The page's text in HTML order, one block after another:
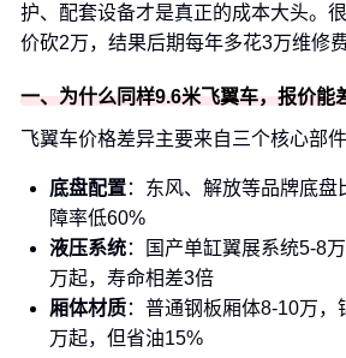
护、配套设备才是真正的成本大头。
价砍2万，结果后期每年多花3万维修费
一、为什么同样9.6米飞翼车，报价能
飞翼车价格差异主要来自三个核心部件
底盘配置：东风、解放等品牌底
障率低60%
液压系统：国产单缸翼展系统5-8
万起，寿命相差3倍
厢体材质：普通钢板厢体8-10万
万起，但省油15%